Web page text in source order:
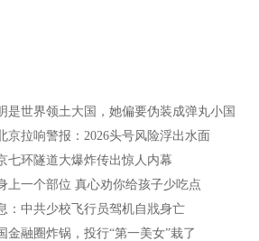
是世界领土大国，她偏要伪装成弹丸小国
京拉响警报：2026头号风险浮出水面
七环隧道大爆炸传出惊人内幕
上一个部位 真心劝你给孩子少吃点
：中共少校飞行员驾机自戕身亡
金融圈炸锅，投行“第一美女”栽了